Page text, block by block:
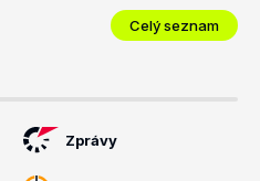
Celý seznam
Zprávy